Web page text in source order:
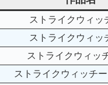
ストライクウィッ
ストライクウィッ
ストライクウィッ
ストライクウィッチ